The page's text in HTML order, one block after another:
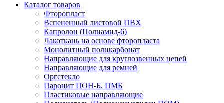
Каталог товаров
Фторопласт
Вспененный листовой ПВХ
Капролон (Полиамид-6)
Лакоткань на основе фторопласта
Монолитный поликарбонат
Направляющие для круглозвенных цепей
Направляющие для ремней
Оргстекло
Паронит ПОН-Б, ПМБ
Пластиковые направляющие